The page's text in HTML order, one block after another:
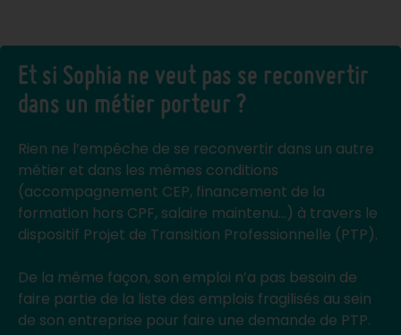
Et si Sophia ne veut pas se reconvertir
dans un métier porteur ?
Rien ne l’empêche de se reconvertir dans un autre
métier et dans les mêmes conditions
(accompagnement CEP, financement de la
formation hors CPF, salaire maintenu…) à travers le
dispositif Projet de Transition Professionnelle (PTP).
De la même façon, son emploi n’a pas besoin de
faire partie de la liste des emplois fragilisés au sein
de son entreprise pour faire une demande de PTP.